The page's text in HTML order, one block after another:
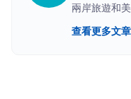
兩岸旅遊和
生活，帶給
查看更多文